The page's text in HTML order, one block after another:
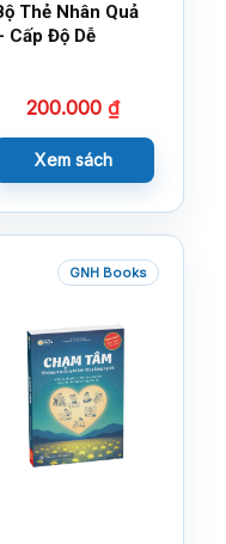
Thẻ Nhân Quả
Cấp Độ Dễ
200.000₫
Xem sách
GNH Books